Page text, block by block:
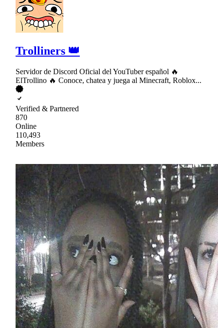
Trolliners 👑
Servidor de Discord Oficial del YouTuber español 🔥
ElTrollino 🔥 Conoce, chatea y juega al Minecraft, Roblox...
Verified & Partnered
870
Online
110,493
Members